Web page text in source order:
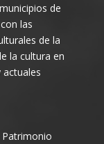
de
las
de la
la cultura en
Patrimonio